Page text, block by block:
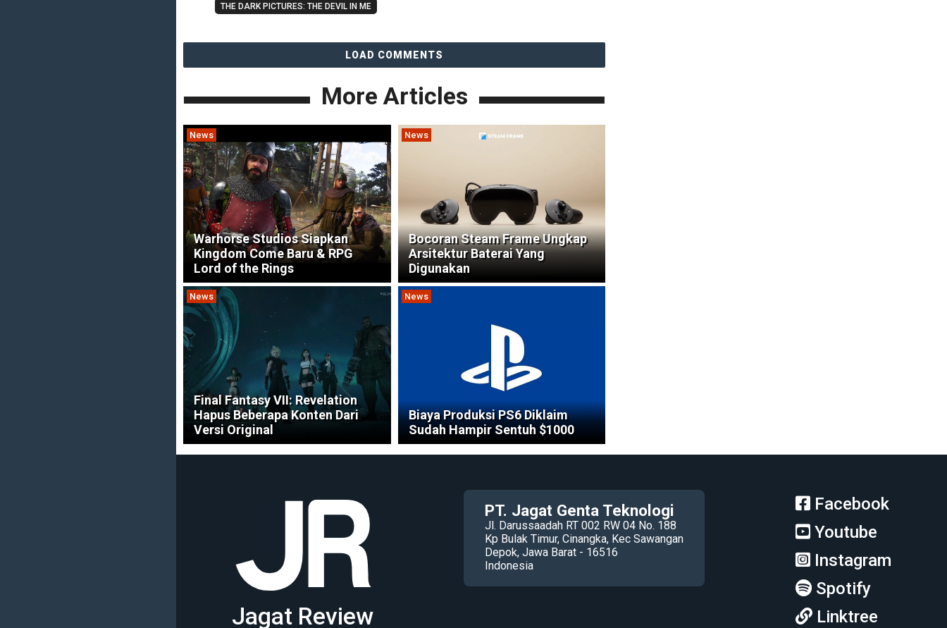
THE DARK PICTURES: THE DEVIL IN ME
LOAD COMMENTS
More Articles
News
Warhorse Studios Siapkan
Kingdom Come Baru & RPG
Lord of the Rings
News
Bocoran Steam Frame Ungkap
Arsitektur Baterai Yang
Digunakan
News
Final Fantasy VII: Revelation
Hapus Beberapa Konten Dari
Versi Original
News
Biaya Produksi PS6 Diklaim
Sudah Hampir Sentuh $1000
Jagat Review
PT. Jagat Genta Teknologi
Jl. Darussaadah RT 002 RW 04 No. 188
Kp Bulak Timur, Cinangka, Kec Sawangan
Depok, Jawa Barat - 16516
Indonesia
Facebook
Youtube
Instagram
Spotify
Linktree